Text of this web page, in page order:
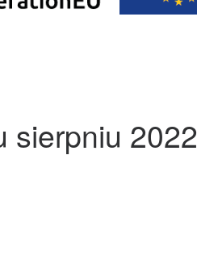
sierpniu 2022